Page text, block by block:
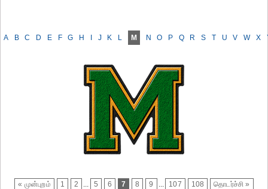
A B C D E F G H J K L M N O P Q R S T U V W X
« முன்புறம் 1 2 ... 5 6 7 8 9 ... 107 108 தொடர்ச்சி »